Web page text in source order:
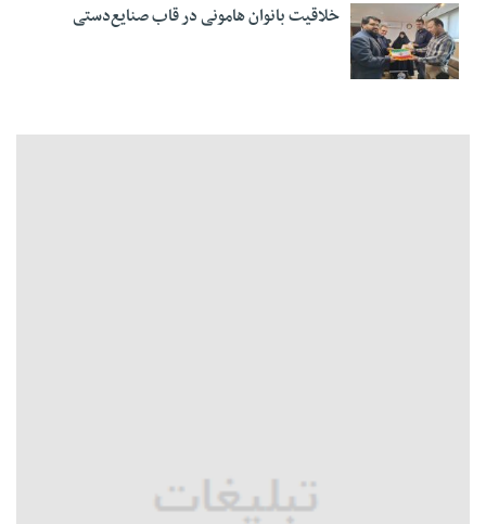
خلاقیت بانوان هامونی در قاب صنایع‌دستی